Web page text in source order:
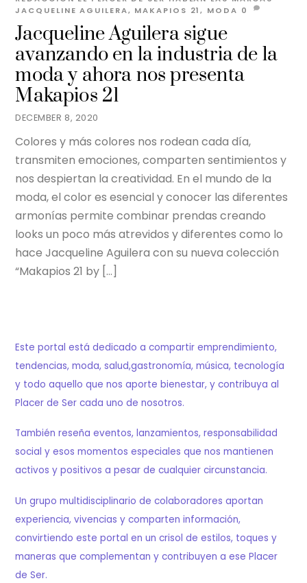
DECEMBER 8, 2020
Jacqueline Aguilera sigue
avanzando en la industria de la
moda y ahora nos presenta
Makapios 21
JACQUELINE AGUILERA, MAKAPIOS 21, MODA 0
Colores y más colores nos rodean cada día,
transmiten emociones, comparten sentimientos y
nos despiertan la creatividad. En el mundo de la
moda, el color es esencial y conocer las diferentes
armonías permite combinar prendas creando
looks un poco más atrevidos y diferentes como lo
hace Jacqueline Aguilera con su nueva colección
“Makapios 21 by […]
Este portal está dedicado a compartir emprendimiento,
tendencias, moda, salud,gastronomía, música, tecnología
y todo aquello que nos aporte bienestar, y contribuya al
Placer de Ser cada uno de nosotros.
También reseña eventos, lanzamientos, responsabilidad
social y esos momentos especiales que nos mantienen
activos y positivos a pesar de cualquier circunstancia.
Un grupo multidisciplinario de colaboradores aportan
experiencia, vivencias y comparten información,
convirtiendo este portal en un crisol de estilos, toques y
maneras que complementan y contribuyen a ese Placer
de Ser.